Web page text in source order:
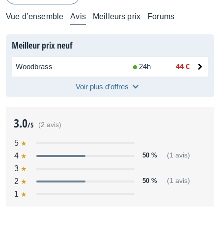
Vue d’ensemble Avis Meilleurs prix Forums
Meilleur prix neuf
Woodbrass 24h 44 €
Voir plus d’offres
3.0/5 (2 avis)
5
4
50 % (1 avis)
3
2
50 % (1 avis)
1